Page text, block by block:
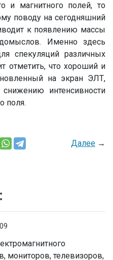
и магнитного полей, то
поводу на сегодняшний
к появлению массы
Именно здесь
спекуляций различных
отметить, что хороший и
на экран ЭЛТ,
интенсивности
поля.
Далее →
мониторов, телевизоров,